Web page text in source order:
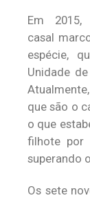
Em
casal
espécie,
Unidade
que são o
o que
filhote por
superando
Os sete